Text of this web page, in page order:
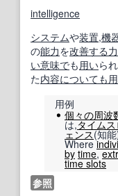
intelligence
システムや装置,機
の能力を改善する力
い意味でも 用いら
た内容についても
用例
個々の周波
は,タイム
ェンス(知
Where
by time,
time slots
参照